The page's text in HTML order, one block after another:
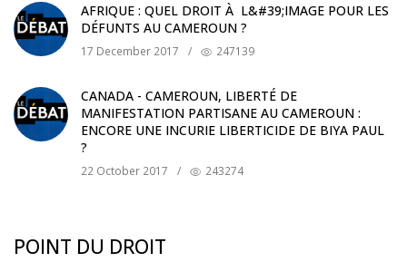
AFRIQUE : QUEL DROIT À L&#39;IMAGE POUR LES
DÉFUNTS AU CAMEROUN ?
17 December 2017 / 247139
CANADA - CAMEROUN, LIBERTÉ DE
MANIFESTATION PARTISANE AU CAMEROUN :
ENCORE UNE INCURIE LIBERTICIDE DE BIYA PAUL
?
22 October 2017 / 243274
POINT DU DROIT